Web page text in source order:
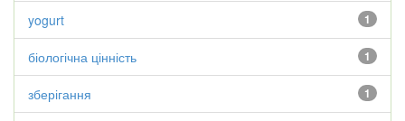
1
yogurt
1
біологічна цінність
1
зберігання